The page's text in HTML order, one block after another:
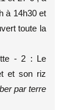
à 14h30 et
toute la
- 2 : Le
et son riz
par terre